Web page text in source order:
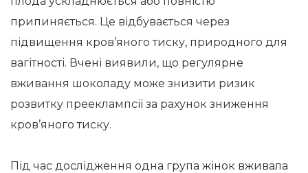
припиняється. Це відбувається через
підвищення кров’яного тиску, природного для
вагітності. Вчені виявили, що регулярне
вживання шоколаду може знизити ризик
розвитку прееклампсії за рахунок зниження
кров’яного тиску.
Під час дослідження одна група жінок вживала